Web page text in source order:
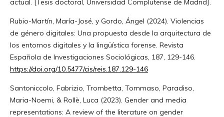
Rubio-Martín, María-José, y Gordo, Ángel (2024). Violencias
de género digitales: Una propuesta desde la arquitectura de
los entornos digitales y la lingüística forense. Revista
Española de Investigaciones Sociológicas, 187, 129-146.
https://doi.org/10.5477/cis/reis.187.129-146
Santoniccolo, Fabrizio, Trombetta, Tommaso, Paradiso,
Maria-Noemi, & Rollè, Luca (2023). Gender and media
representations: A review of the literature on gender